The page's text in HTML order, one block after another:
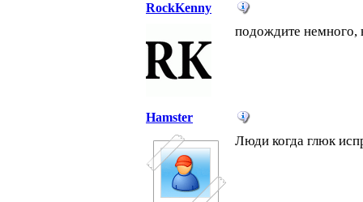
RockKenny
подождите немного,
Hamster
Люди когда глюк